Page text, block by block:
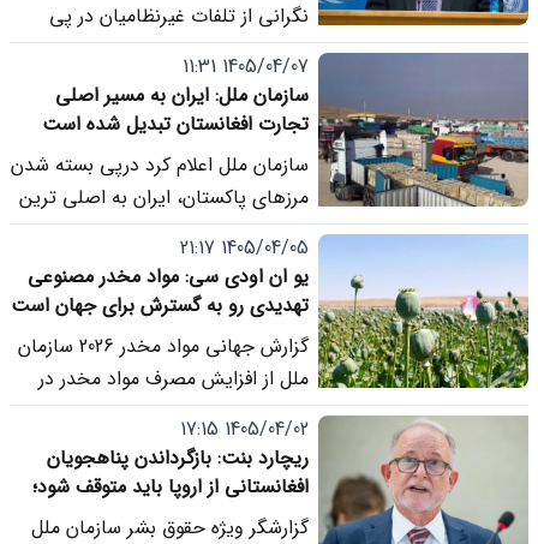
نگرانی از تلفات غیرنظامیان در پی
حملات رژیم نظامی پاکستان بر
افغانستان گفته است که غیرنظامیان و
زیرساخت های غیرنظامی باید در همه
زمان ها محافظت شوند.
1405/04/07 11:31
سازمان ملل: ایران به مسیر اصلی
تجارت افغانستان تبدیل شده است
سازمان ملل اعلام کرد درپی بسته شدن
مرزهای پاکستان، ایران به اصلی ترین
مسیر تجارت برای افغانستان تبدیل
شده است.
1405/04/05 21:17
یو ان اودی سی: مواد مخدر مصنوعی
تهدیدی رو به گسترش برای جهان است
گزارش جهانی مواد مخدر 2026 سازمان
ملل از افزایش مصرف مواد مخدر در
جهان و گسترش مواد مخدر مصنوعی
خبر می دهد و کاهش تولید تریاک در
افغانستان را یکی از مهم ترین تحولات
سال های اخیر می داند.
1405/04/02 17:15
ریچارد بنت: بازگرداندن پناهجویان
افغانستانی از اروپا باید متوقف شود؛
افغانستان همچنان «خطرناک» است
گزارشگر ویژه حقوق بشر سازمان ملل